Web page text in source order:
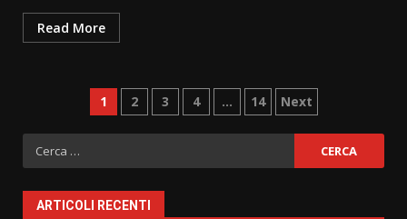
Read More
Paginazione
degli
articoli
1 2 3 4 … 14 Next
Ricerca
per:
ARTICOLI RECENTI